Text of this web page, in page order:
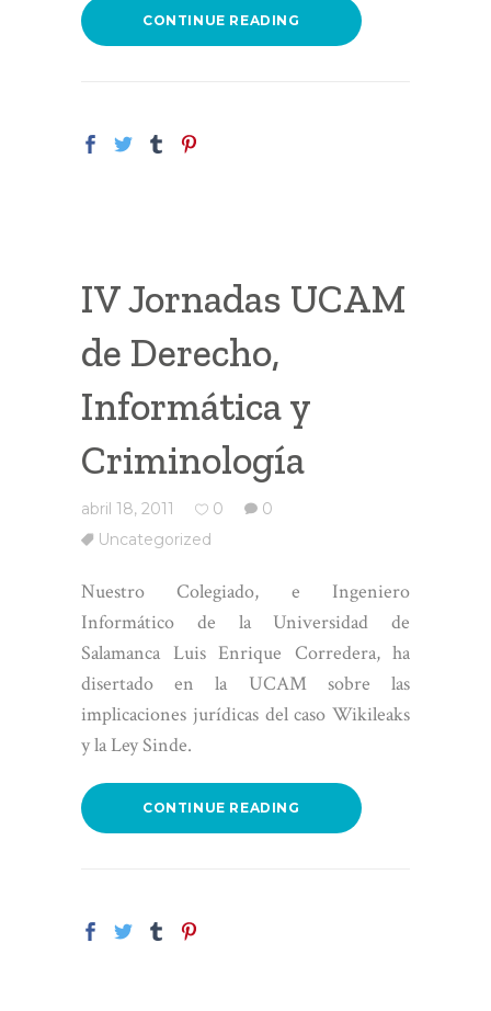
CONTINUE READING
IV Jornadas UCAM
de Derecho,
Informática y
Criminología
abril 18, 2011 0
0
Uncategorized
Nuestro Colegiado, e Ingeniero
Informático de la Universidad de
Salamanca Luis Enrique Corredera, ha
disertado en la UCAM sobre las
implicaciones jurídicas del caso Wikileaks
y la Ley Sinde.
CONTINUE READING